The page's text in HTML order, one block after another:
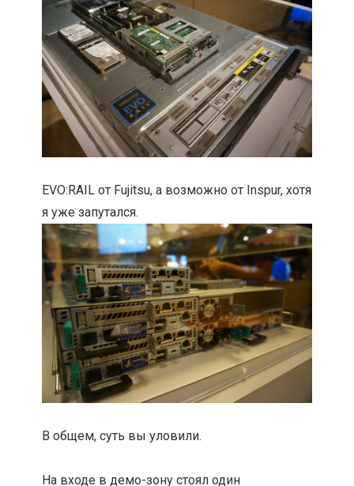
EVO:RAIL от Fujitsu, а возможно от Inspur, хотя
я уже запутался.
В общем, суть вы уловили.
На входе в демо-зону стоял один